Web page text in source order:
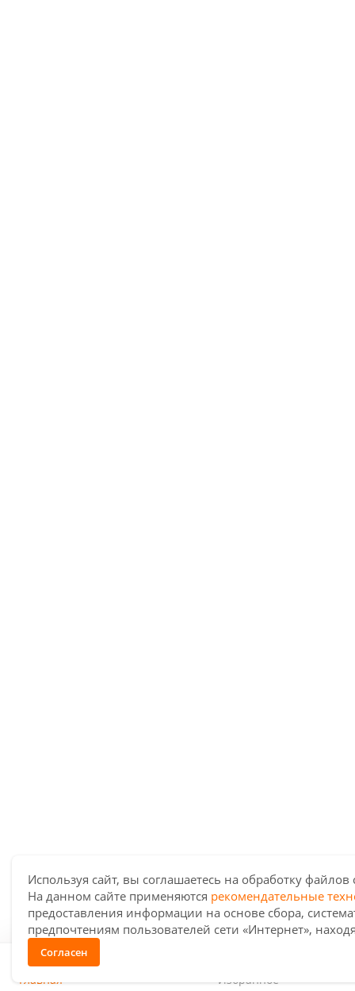
Используя сайт, вы соглашаетесь на обработку
На данном сайте применяются рекомендательные
предоставления информации на основе сбора,
предпочтениям пользователей сети «Интернет»,
Согласен
Главная Избранное